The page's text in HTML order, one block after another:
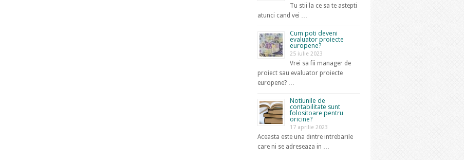
Tu stii la ce sa te astepti
atunci cand vei …
Cum poti deveni
evaluator proiecte
europene?
25 iulie 2023
Vrei sa fii manager de
proiect sau evaluator proiecte
europene? …
Notiunile de
contabilitate sunt
folositoare pentru
oricine?
17 aprilie 2023
Aceasta este una dintre intrebarile
care ni se adreseaza in …